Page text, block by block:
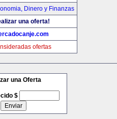
Dinero y Finanzas
una oferta!
ofertas
una Oferta
$